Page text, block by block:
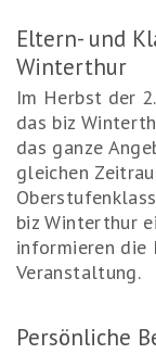
Eltern- und
Winterthur
Im Herbst der
das biz
das ganze
gleichen
biz Winterthur
informieren die
Veranstaltung.
Persönliche